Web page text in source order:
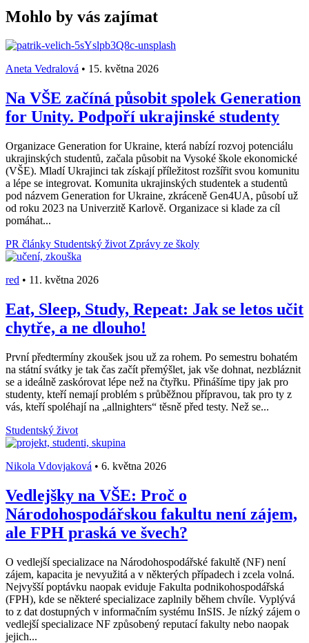
Mohlo by vás zajímat
Aneta Vedralová • 15. května 2026
Na VŠE začíná působit spolek Generation
for Unity. Podpoří ukrajinské studenty
Organizace Generation for Ukraine, která nabízí rozvoj potenciálu
ukrajinských studentů, začala působit na Vysoké škole ekonomické
(VŠE). Mladí Ukrajinci tak získají příležitost rozšířit svou komunitu
a lépe se integrovat. Komunita ukrajinských studentek a studentů
pod názvem Generation for Ukraine, zkráceně Gen4UA, působí už
od roku 2023 na Univerzitě Karlově. Organizace si klade za cíl
pomáhat...
PR články Studentský život Zprávy ze školy
red • 11. května 2026
Eat, Sleep, Study, Repeat: Jak se letos učit
chytře, a ne dlouho!
První předtermíny zkoušek jsou už za rohem. Po semestru bohatém
na státní svátky je tak čas začít přemýšlet, jak vše dohnat, nezbláznit
se a ideálně zaskórovat lépe než na čtyřku. Přinášíme tipy jak pro
studenty, kteří nemají problém s průběžnou přípravou, tak pro ty z
vás, kteří spoléhají na „allnighters“ těsně před testy. Než se...
Studentský život
Nikola Vdovjaková • 6. května 2026
Vedlejšky na VŠE: Proč o
Národohospodářskou fakultu není zájem,
ale FPH praská ve švech?
O vedlejší specializace na Národohospodářské fakultě (NF) není
zájem, kapacita je nevyužitá a v některých případech i zcela volná.
Nejvyšší poptávku naopak eviduje Fakulta podnikohospodářská
(FPH), kde se některé specializace zaplnily během chvíle. Vyplývá
to z dat dostupných v informačním systému InSIS. Je nízký zájem o
vedlejší specializace NF způsobený reputací fakulty nebo naopak
jejich...